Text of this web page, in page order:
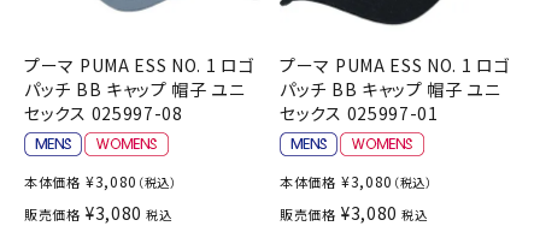
プーマ PUMA ESS NO. 1 ロゴ
パッチ BB キャップ 帽子 ユニ
セックス 025997-08
本体価格 ¥3,080 （税込）
販売価格 ¥3,080 税込
プーマ PUMA ESS NO. 1 ロゴ
パッチ BB キャップ 帽子 ユニ
セックス 025997-01
本体価格 ¥3,080 （税込）
販売価格 ¥3,080 税込